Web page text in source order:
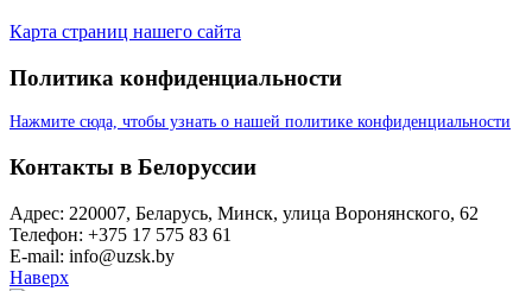
Карта страниц нашего сайта
Политика конфиденциальности
Нажмите сюда, чтобы узнать о нашей политике конфиденциальности
Контакты в Белоруссии
Адрес: 220007, Беларусь, Минск, улица Воронянского, 62
Телефон: +375 17 575 83 61
E-mail: info@uzsk.by
Наверх